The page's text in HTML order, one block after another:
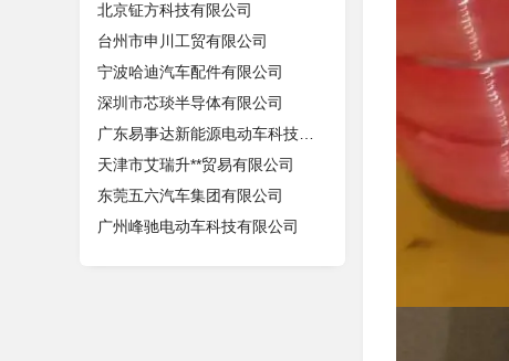
北京钲方科技有限公司
台州市申川工贸有限公司
宁波哈迪汽车配件有限公司
深圳市芯琰半导体有限公司
天津市艾瑞升**贸易有限公司
东莞五六汽车集团有限公司
广州峰驰电动车科技有限公司